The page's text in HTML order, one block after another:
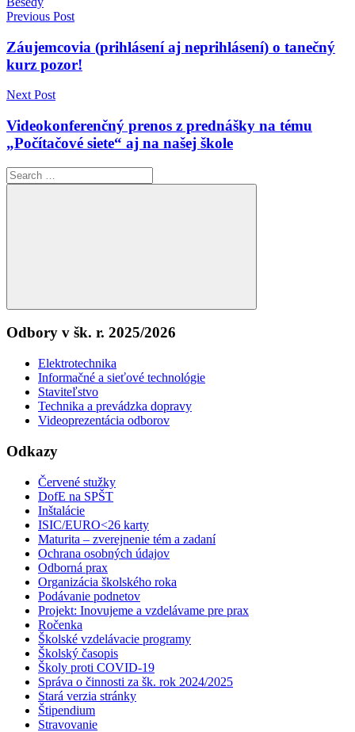
Navigácia
v
článku
Previous Post
Záujemcovia (prihlásení aj neprihlásení) o tanečný
kurz pozor!
Next Post
Videokonferenčný prenos z prednášky na tému
„Počítačové siete“ aj na našej škole
Search
for:
Search
Odbory v šk. r. 2025/2026
Elektrotechnika
Informačné a sieťové technológie
Staviteľstvo
Technika a prevádzka dopravy
Videoprezentácia odborov
Odkazy
Červené stužky
DofE na SPŠT
Inštalácie
ISIC/EURO<26 karty
Maturita – zverejnenie tém a zadaní
Ochrana osobných údajov
Odborná prax
Organizácia školského roka
Podávanie podnetov
Projekt: Inovujeme a vzdelávame pre prax
Ročenka
Školské vzdelávacie programy
Školský časopis
Školy proti COVID-19
Správa o činnosti za šk. rok 2024/2025
Stará verzia stránky
Štipendium
Stravovanie